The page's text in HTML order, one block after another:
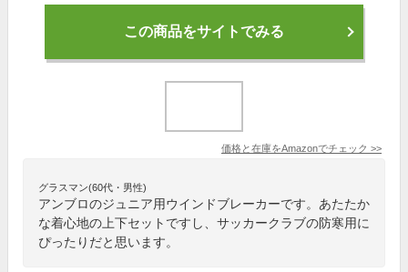
この商品をサイトでみる
価格と在庫をAmazonでチェック >>
グラスマン(60代・男性)
アンブロのジュニア用ウインドブレーカーです。あたたか
な着心地の上下セットですし、サッカークラブの防寒用に
ぴったりだと思います。